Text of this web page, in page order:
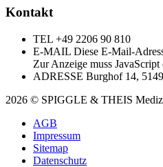
Kontakt
TEL +49 2206 90 810
E-MAIL Diese E-Mail-
Zur Anzeige muss JavaScript
ADRESSE Burghof 14,
2026 © SPIGGLE & THEIS
AGB
Impressum
Sitemap
Datenschutz